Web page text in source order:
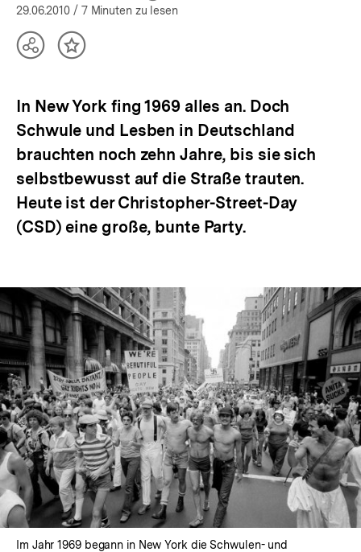
öffnen
29.06.2010 / 7 Minuten zu lesen
TeilenInhalt
In New York fing 1969 alles an. Doch
Schwule und Lesben in Deutschland
brauchten noch zehn Jahre, bis sie sich
selbstbewusst auf die Straße trauten.
Heute ist der Christopher-Street-Day
(CSD) eine große, bunte Party.
Im Jahr 1969 begann in New York die Schwulen- und